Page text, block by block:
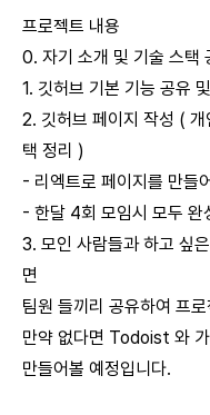
프로젝트 내용
0. 자기 소개 및 기술 스택
1. 깃허브 기본 기능 공유
2. 깃허브 페이지 작성 (
택 정리 )
- 리엑트로 페이지를 만들
- 한달 4회 모임시 모두 완
3. 모인 사람들과 하고 싶
면
팀원 들끼리 공유하여 프
만약 없다면 Todoist 와 가
만들어볼 예정입니다.